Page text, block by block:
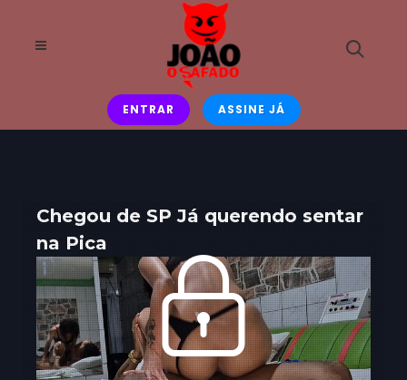
ENTRAR ASSINE JÁ
Chegou de SP Já querendo sentar
na Pica